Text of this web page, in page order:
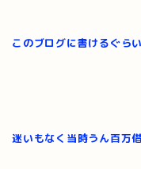
このブログに書けるぐらい
迷いもなく当時うん百万